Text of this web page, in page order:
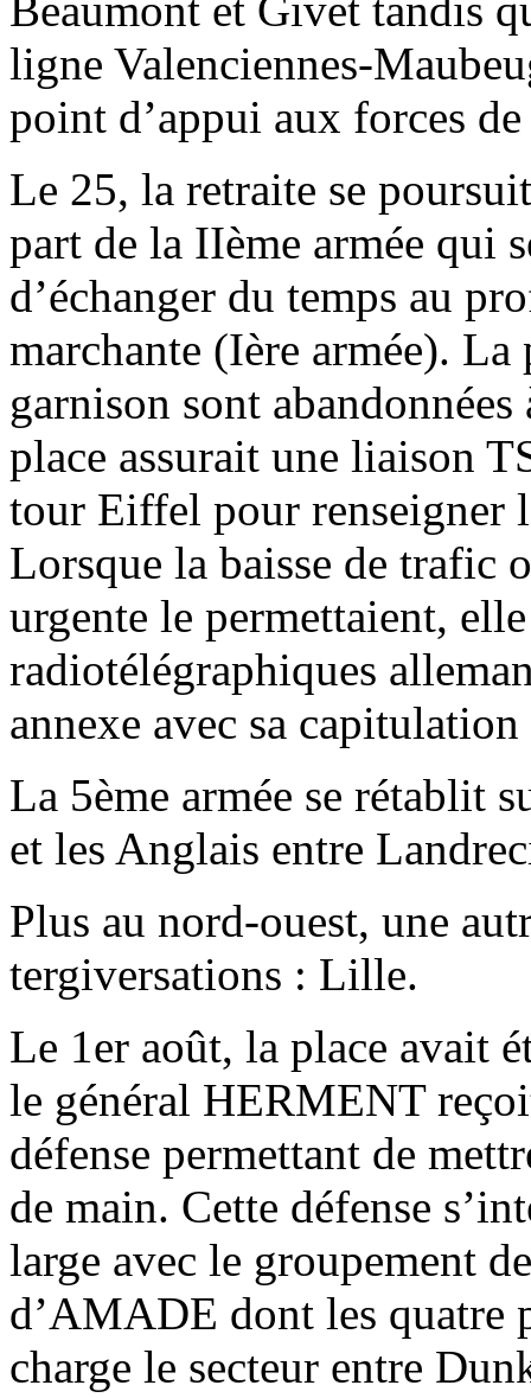
ligne Valenciennes-
point d’appui aux forces
Le 25, la retraite se
part de la IIème armée qui
d’échanger du temps au
marchante (Ière armée).
garnison sont
place assurait une liaison
tour Eiffel pour renseigner
Lorsque la baisse de trafic
urgente le permettaient,
radiotélégraphiques
annexe avec sa
La 5ème armée se rétablit
et les Anglais entre
Plus au nord-ouest, une
tergiversations : Lille.
Le 1er août, la place avait
le général HERMENT
défense permettant de
de main. Cette défense
large avec le groupement
d’AMADE dont les quatre
charge le secteur entre